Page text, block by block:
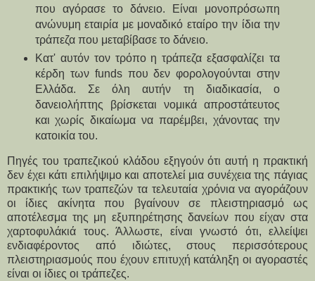
που αγόρασε το δάνειο. Είναι μονοπρόσωπη
ανώνυμη εταιρία με μοναδικό εταίρο την ίδια την
τράπεζα που μεταβίβασε το δάνειο.
Κατ' αυτόν τον τρόπο η τράπεζα εξασφαλίζει τα
κέρδη των funds που δεν φορολογούνται στην
Ελλάδα. Σε όλη αυτήν τη διαδικασία, ο
δανειολήπτης βρίσκεται νομικά απροστάτευτος
και χωρίς δικαίωμα να παρέμβει, χάνοντας την
κατοικία του.
Πηγές του τραπεζικού κλάδου εξηγούν ότι αυτή η πρακτική
δεν έχει κάτι επιλήψιμο και αποτελεί μια συνέχεια της πάγιας
πρακτικής των τραπεζών τα τελευταία χρόνια να αγοράζουν
οι ίδιες ακίνητα που βγαίνουν σε πλειστηριασμό ως
αποτέλεσμα της μη εξυπηρέτησης δανείων που είχαν στα
χαρτοφυλάκιά τους. Άλλωστε, είναι γνωστό ότι, ελλείψει
ενδιαφέροντος από ιδιώτες, στους περισσότερους
πλειστηριασμούς που έχουν επιτυχή κατάληξη οι αγοραστές
είναι οι ίδιες οι τράπεζες.